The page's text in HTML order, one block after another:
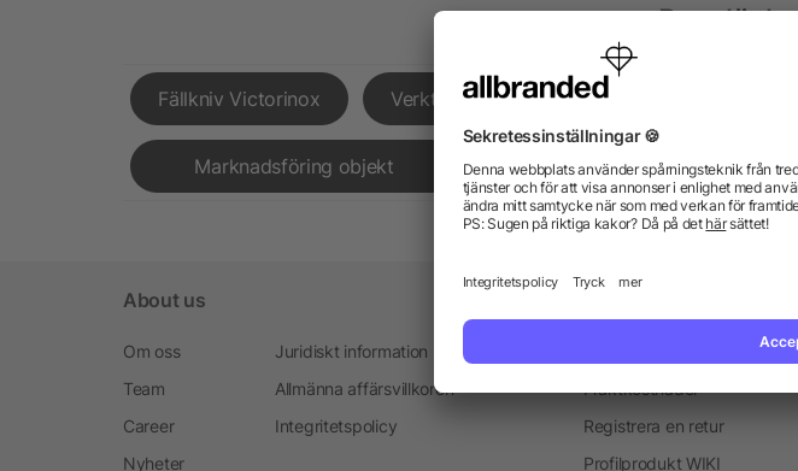
Populär
Fällkniv Victorinox Verktygslådor Fitness armband
Marknadsföring objekt Individuella profilprodukter
About us
Om oss
Team
Career
Nyheter
Juridiskt information
Allmänna affärsvillkoren
Integritetspolicy
Fraktkostnader
Registrera en retur
Profilprodukt WIKI